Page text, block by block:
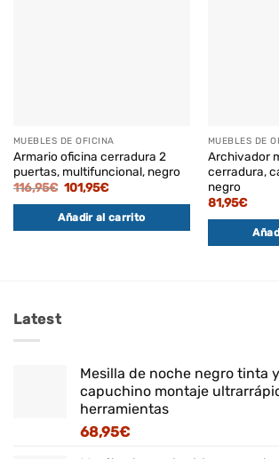
MUEBLES DE OFICINA
Armario oficina cerradura 2
puertas, multifuncional, negro
116,95€ El
original
era:
116,95€.
101,95€El
actual
es:
101,95€.
Añadir al carrito
MUEBLES DE
Archivador
cerradura,
negro
81,95€
Latest
Mesilla de noche negro tinta
capuchino montaje
herramientas
68,95€